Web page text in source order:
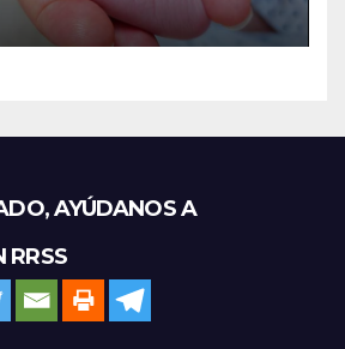
AYÚDANOS A
RRSS